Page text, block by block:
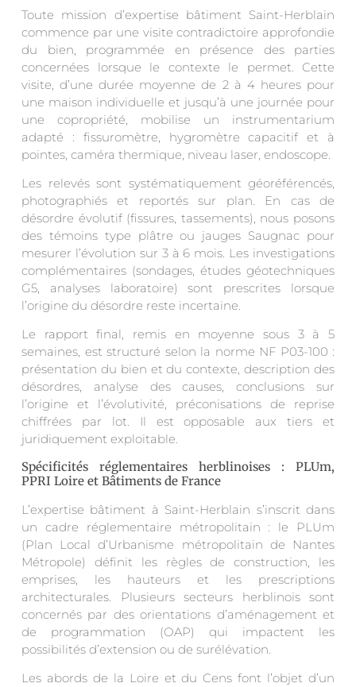
Toute mission d’expertise bâtiment Saint-Herblain
commence par une visite contradictoire approfondie
du bien, programmée en présence des parties
concernées lorsque le contexte le permet. Cette
visite, d’une durée moyenne de 2 à 4 heures pour
une maison individuelle et jusqu’à une journée pour
une copropriété, mobilise un instrumentarium
adapté : fissuromètre, hygromètre capacitif et à
pointes, caméra thermique, niveau laser, endoscope.
Les relevés sont systématiquement géoréférencés,
photographiés et reportés sur plan. En cas de
désordre évolutif (fissures, tassements), nous posons
des témoins type plâtre ou jauges Saugnac pour
mesurer l’évolution sur 3 à 6 mois. Les investigations
complémentaires (sondages, études géotechniques
G5, analyses laboratoire) sont prescrites lorsque
l’origine du désordre reste incertaine.
Le rapport final, remis en moyenne sous 3 à 5
semaines, est structuré selon la norme NF P03-100 :
présentation du bien et du contexte, description des
désordres, analyse des causes, conclusions sur
l’origine et l’évolutivité, préconisations de reprise
chiffrées par lot. Il est opposable aux tiers et
juridiquement exploitable.
Spécificités réglementaires herblinoises : PLUm,
PPRI Loire et Bâtiments de France
L’expertise bâtiment à Saint-Herblain s’inscrit dans
un cadre réglementaire métropolitain : le PLUm
(Plan Local d’Urbanisme métropolitain de Nantes
Métropole) définit les règles de construction, les
emprises, les hauteurs et les prescriptions
architecturales. Plusieurs secteurs herblinois sont
concernés par des orientations d’aménagement et
de programmation (OAP) qui impactent les
possibilités d’extension ou de surélévation.
Les abords de la Loire et du Cens font l’objet d’un